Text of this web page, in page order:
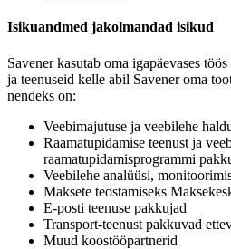
Isikuandmed jakolmandad isikud
Savener kasutab oma igapäevases
ja teenuseid kelle abil Savener oma
nendeks on:
Veebimajutuse ja veebilehe
Raamatupidamise teenust ja
raamatupidamisprogrammi
Veebilehe analüüsi,
Maksete teostamiseks
E-posti teenuse pakkujad
Transport-teenust pakkuvad
Muud koostööpartnerid